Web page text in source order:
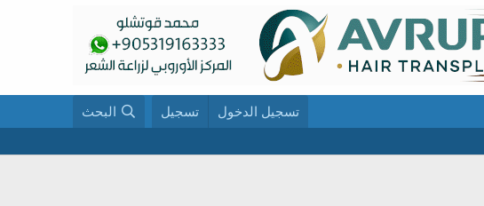
تسجيل الدخول تسجيل البحث